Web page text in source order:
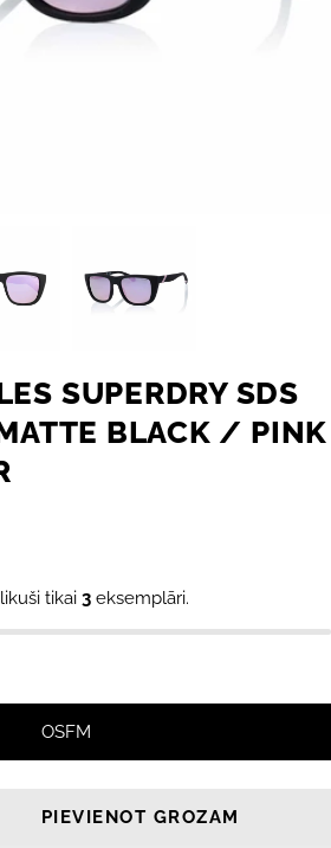
SUPERDRY SDS
BLACK / PINK
tikai 3 eksemplāri.
OSFM
PIEVIENOT GROZAM